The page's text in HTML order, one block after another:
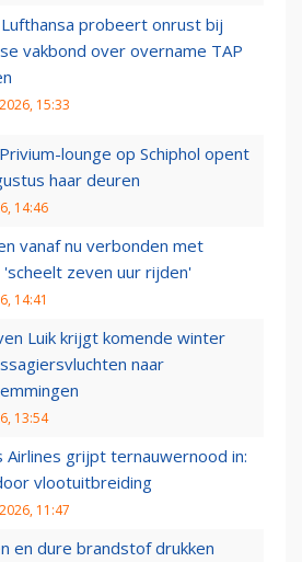
probeert onrust bij
vakbond over overname TAP
15:33
lounge op Schiphol opent
haar deuren
14:46
vanaf nu verbonden met
'scheelt zeven uur rijden'
14:41
Luik krijgt komende winter
naar
13:54
Airlines grijpt ternauwernood in:
vlootuitbreiding
11:47
en dure brandstof drukken